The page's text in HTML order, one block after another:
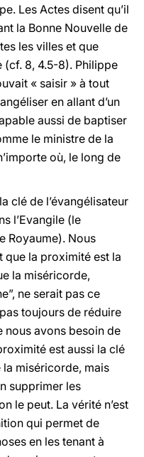
Les Actes disent qu’il
la Bonne Nouvelle de
les villes et que
8, 4.5-8). Philippe
« saisir » à tout
en allant d’un
aussi de baptiser
le ministre de la
où, le long de
clé de l’évangélisateur
l’Evangile (le
Royaume). Nous
la proximité est la
la miséricorde,
ne serait pas ce
pas toujours de réduire
nous avons besoin de
est aussi la clé
miséricorde, mais
supprimer les
le peut. La vérité n’est
qui permet de
en les tenant à